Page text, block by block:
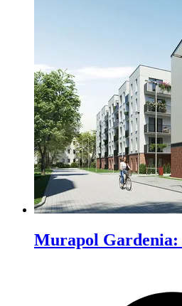
Murapol Gardenia: